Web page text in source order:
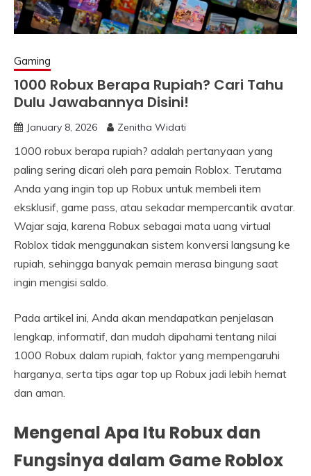
Gaming
1000 Robux Berapa Rupiah? Cari Tahu
Dulu Jawabannya Disini!
January 8, 2026 Zenitha Widati
1000 robux berapa rupiah? adalah pertanyaan yang
paling sering dicari oleh para pemain Roblox. Terutama
Anda yang ingin top up Robux untuk membeli item
eksklusif, game pass, atau sekadar mempercantik avatar.
Wajar saja, karena Robux sebagai mata uang virtual
Roblox tidak menggunakan sistem konversi langsung ke
rupiah, sehingga banyak pemain merasa bingung saat
ingin mengisi saldo.
Pada artikel ini, Anda akan mendapatkan penjelasan
lengkap, informatif, dan mudah dipahami tentang nilai
1000 Robux dalam rupiah, faktor yang mempengaruhi
harganya, serta tips agar top up Robux jadi lebih hemat
dan aman.
Mengenal Apa Itu Robux dan
Fungsinya dalam Game Roblox